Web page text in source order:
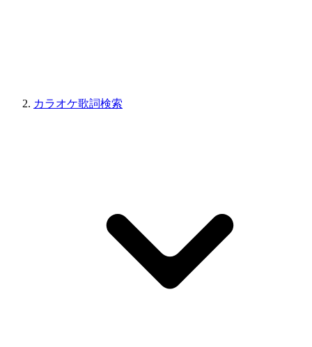
カラオケ歌詞検索